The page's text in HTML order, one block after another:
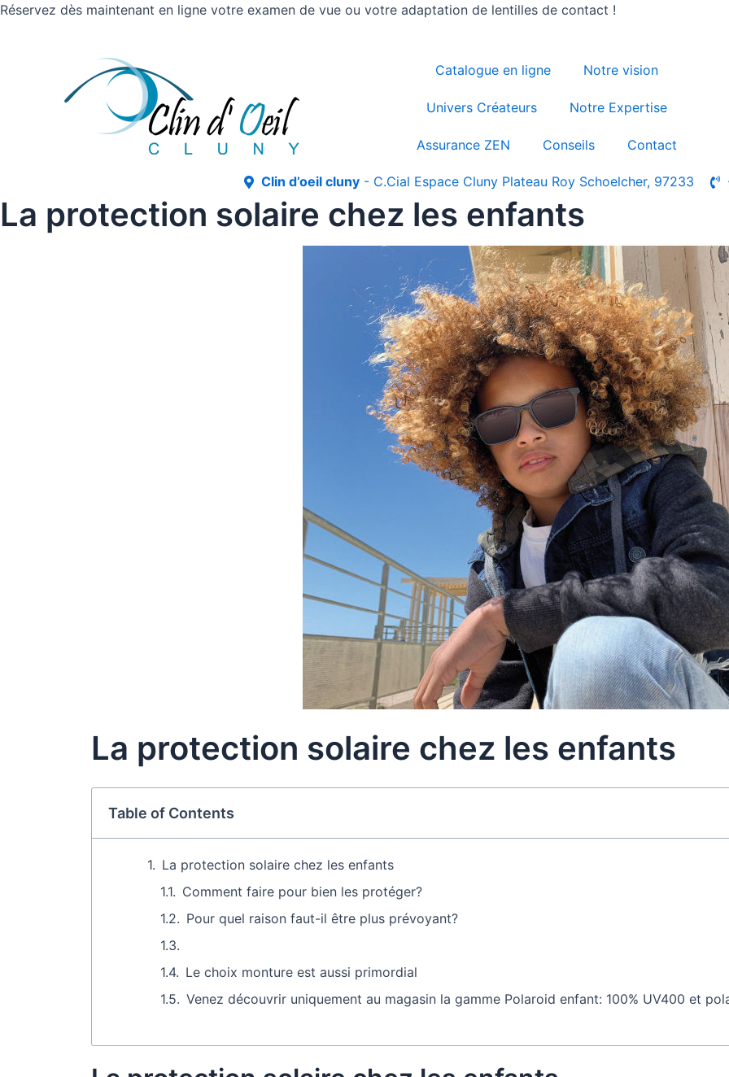
Réservez dès maintenant en ligne votre examen de vue ou votre adaptation de lentilles de contact !
Catalogue en ligne Notre vision
Univers Créateurs Notre Expertise
Assurance ZEN Conseils Contact
Clin d’oeil cluny - C.Cial Espace Cluny Plateau Roy Schoelcher, 97233
La protection solaire chez les enfants
La protection solaire chez les enfants
Table of Contents
La protection solaire chez les enfants
Comment faire pour bien les protéger?
Pour quel raison faut-il être plus prévoyant?
Le choix monture est aussi primordial
Venez découvrir uniquement au magasin la gamme Polaroid enfant: 100% UV400 et